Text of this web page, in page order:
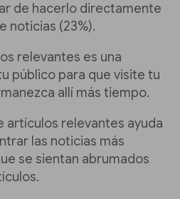
de hacerlo directamente
noticias (23%).
relevantes es una
público para que visite tu
allí más tiempo.
artículos relevantes ayuda
las noticias más
se sientan abrumados